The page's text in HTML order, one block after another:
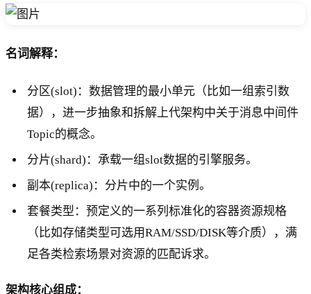
名词解释：
分区(slot)：数据管理的最小单元（比如一组索引数
据），进一步抽象和拆解上代架构中关于消息中间件
Topic的概念。
分片(shard)：承载一组slot数据的引擎服务。
副本(replica)：分片中的一个实例。
套餐类型：预定义的一系列标准化的容器资源规格
（比如存储类型可选用RAM/SSD/DISK等介质），满
足各类检索场景对资源的匹配诉求。
架构核心组成：